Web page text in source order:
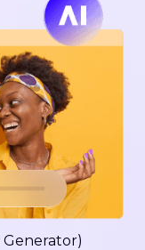
Generator)